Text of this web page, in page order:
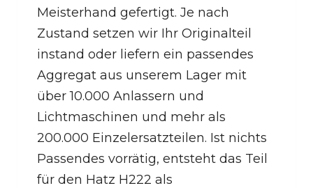
Meisterhand gefertigt. Je nach
Zustand setzen wir Ihr Originalteil
instand oder liefern ein passendes
Aggregat aus unserem Lager mit
über 10.000 Anlassern und
Lichtmaschinen und mehr als
200.000 Einzelersatzteilen. Ist nichts
Passendes vorrätig, entsteht das Teil
für den Hatz H222 als